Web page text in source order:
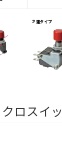
ロスイ